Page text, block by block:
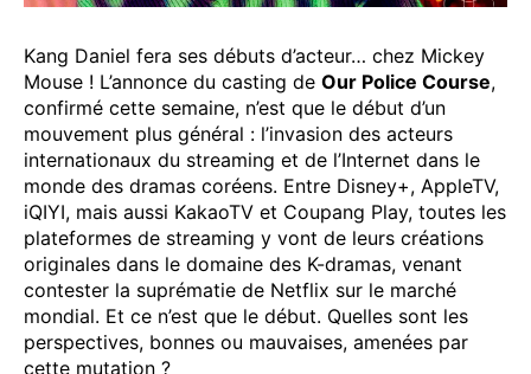
Kang Daniel fera ses débuts d’acteur… chez Mickey
Mouse ! L’annonce du casting de Our Police Course,
confirmé cette semaine, n’est que le début d’un
mouvement plus général : l’invasion des acteurs
internationaux du streaming et de l’Internet dans le
monde des dramas coréens. Entre Disney+, AppleTV,
iQIYI, mais aussi KakaoTV et Coupang Play, toutes les
plateformes de streaming y vont de leurs créations
originales dans le domaine des K-dramas, venant
contester la suprématie de Netflix sur le marché
mondial. Et ce n’est que le début. Quelles sont les
perspectives, bonnes ou mauvaises, amenées par
cette mutation ?